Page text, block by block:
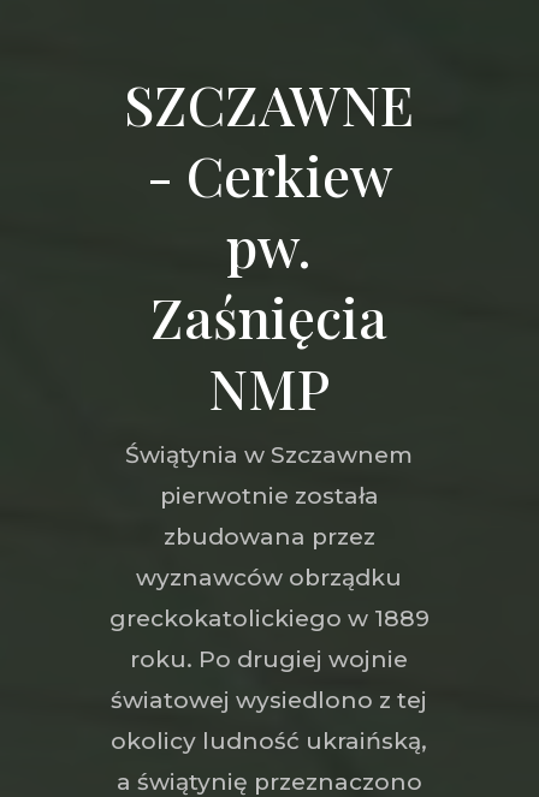
SZCZAWNE
- Cerkiew
pw.
Zaśnięcia
NMP
Świątynia w Szczawnem
pierwotnie została
zbudowana przez
wyznawców obrządku
greckokatolickiego w 1889
roku. Po drugiej wojnie
światowej wysiedlono z tej
okolicy ludność ukraińską,
a świątynię przeznaczono